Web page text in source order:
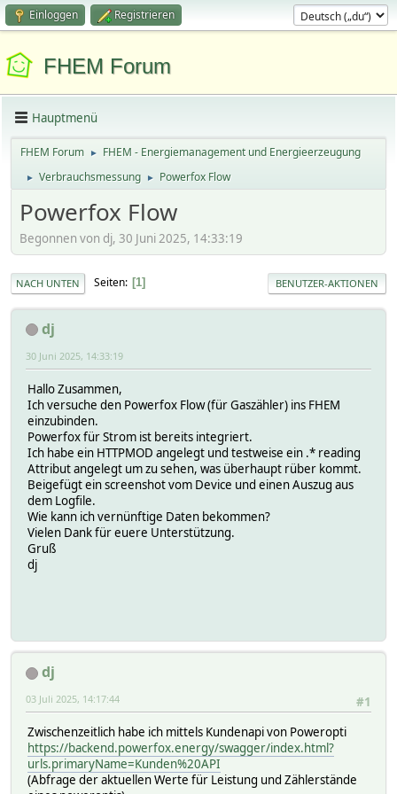
Einloggen Registrieren
FHEM Forum
Hauptmenü
FHEM Forum ► FHEM - Energiemanagement und Energieerzeugung
► Verbrauchsmessung ► Powerfox Flow
Powerfox Flow
Begonnen von dj, 30 Juni 2025, 14:33:19
NACH UNTEN Seiten 1 BENUTZER-AKTIONEN
dj
30 Juni 2025, 14:33:19
Hallo Zusammen,
Ich versuche den Powerfox Flow (für Gaszähler) ins FHEM
einzubinden.
Powerfox für Strom ist bereits integriert.
Ich habe ein HTTPMOD angelegt und testweise ein .* reading
Attribut angelegt um zu sehen, was überhaupt rüber kommt.
Beigefügt ein screenshot vom Device und einen Auszug aus
dem Logfile.
Wie kann ich vernünftige Daten bekommen?
Vielen Dank für euere Unterstützung.
Gruß
dj
dj
#1
03 Juli 2025, 14:17:44
Zwischenzeitlich habe ich mittels Kundenapi von Poweropti
https://backend.powerfox.energy/swagger/index.html?
urls.primaryName=Kunden%20API
(Abfrage der aktuellen Werte für Leistung und Zählerstände